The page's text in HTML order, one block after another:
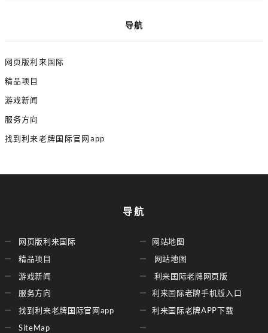
导航
网页版利来国际
精品项目
游戏新闻
服务方向
找到利来老牌国际官网app
导航
网页版利来国际
精品项目
游戏新闻
服务方向
找到利来老牌国际官网app
SiteMap
网站地图
网站地图
利来囯际老牌网页版
利来囯际老牌手机版入口
利来囯际老牌APP下载